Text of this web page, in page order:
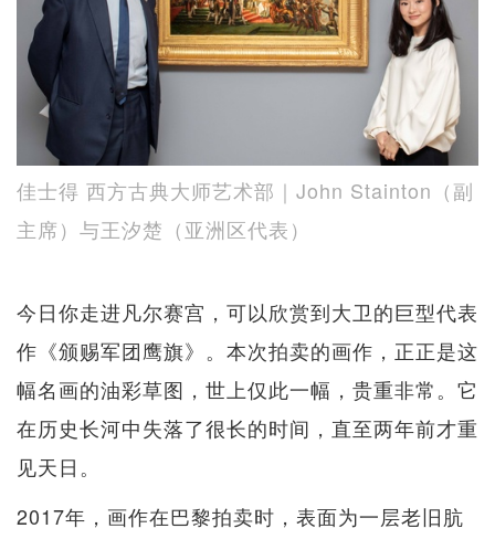
佳士得 西方古典大师艺术部｜John Stainton（副
主席）与王汐楚（亚洲区代表）
今日你走进凡尔赛宫，可以欣赏到大卫的巨型代表
作《颁赐军团鹰旗》。本次拍卖的画作，正正是这
幅名画的油彩草图，世上仅此一幅，贵重非常。它
在历史长河中失落了很长的时间，直至两年前才重
见天日。
2017年，画作在巴黎拍卖时，表面为一层老旧肮